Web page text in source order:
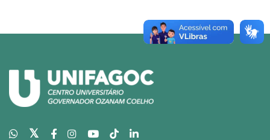
𝕏